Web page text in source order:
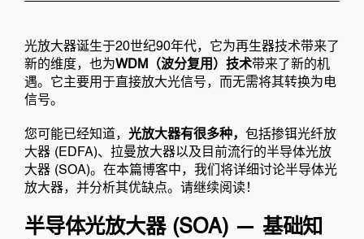
光放大器诞生于20世纪90年代，它为再生器技术带来了
新的维度，也为WDM（波分复用）技术带来了新的机
遇。它主要用于直接放大光信号，而无需将其转换为电
信号。
您可能已经知道， 光放大器有很多种， 包括掺铒光纤放
大器 (EDFA)、拉曼放大器以及目前流行的半导体光放
大器 (SOA)。在本篇博客中，我们将详细讨论半导体光
放大器，并分析其优缺点。请继续阅读！
半导体光放大器 (SOA) — 基础知